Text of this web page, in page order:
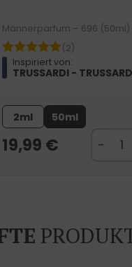
Männerparfum – 696 (50ml)
(2)
Inspiriert von:
TRUSSARDI -
2ml 50ml
19,99 €